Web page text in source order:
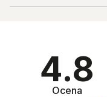
4.8
Ocena